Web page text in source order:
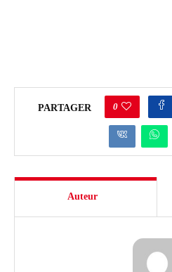
PARTAGER 0
Auteur